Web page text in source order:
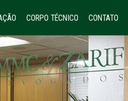
CORPO TÉCNICO CONTATO